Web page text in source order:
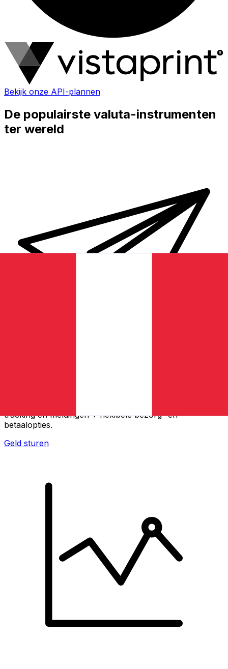
Bekijk onze API-plannen
De populairste valuta-instrumenten
ter wereld
tracking en meldingen + flexibele bezorg- en
betaalopties.
Geld sturen